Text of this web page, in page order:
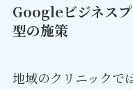
Googleビジネス
型の施策
地域のクリニックでは